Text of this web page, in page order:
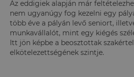
Az eddigiek alapján már
nem ugyanúgy fog kezelni egy
több éve a pályán levő seniort,
munkavállalót, mint egy kiégés
Itt jön képbe a beosztottak
elkötelezettségének szintje.